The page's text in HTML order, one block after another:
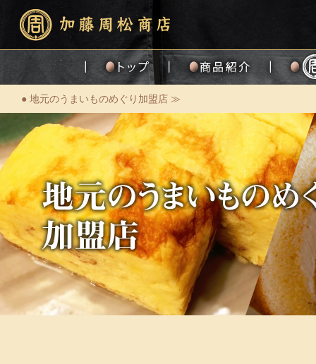
● 地元のうまいものめぐり加盟店 ≫